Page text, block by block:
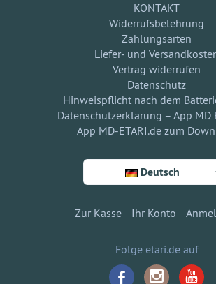
KONTAKT
Widerrufsbelehrung
Zahlungsarten
Liefer- und
Vertrag widerrufen
Datenschutz
Hinweispflicht nach dem
Datenschutzerklärung – App MD
App MD-ETARI.de zum
Deutsch
Zur Kasse Ihr Konto
Folge etari.de auf